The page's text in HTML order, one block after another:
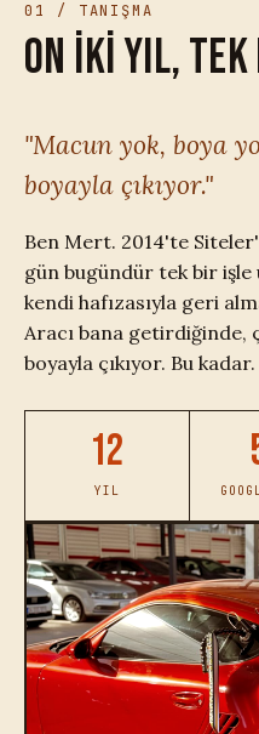
01 / TANIŞMA
On iki yıl,
"Macun yok, boya
boyayla çıkıyor."
Ben Mert. 2014'te
gün bugündür tek bir işle
kendi hafızasıyla geri
Aracı bana getirdiğinde,
boyayla çıkıyor. Bu kadar.
12
YIL